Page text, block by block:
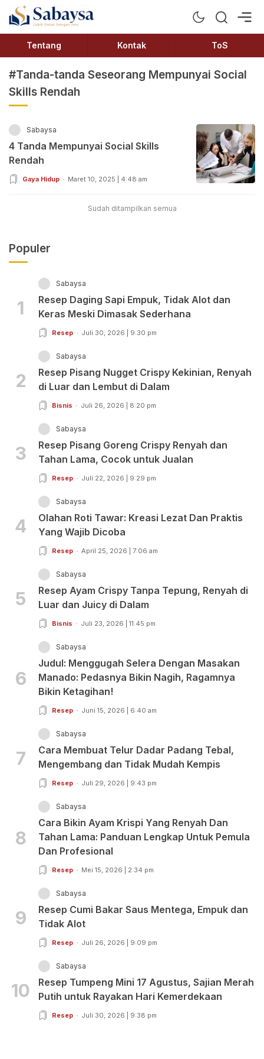
Sabaysa
Lebih Dekat Dengan Ilmu
Tentang Kontak ToS
#Tanda-tanda Seseorang Mempunyai Social
Skills Rendah
Sabaysa
4 Tanda Mempunyai Social Skills
Rendah
Gaya Hidup Maret 10, 2025 | 4:48 am
Sudah ditampilkan semua
Populer
1
Sabaysa
Resep Daging Sapi Empuk, Tidak Alot dan
Keras Meski Dimasak Sederhana
Resep Juli 30, 2026 | 9:30 pm
2
Sabaysa
Resep Pisang Nugget Crispy Kekinian, Renyah
di Luar dan Lembut di Dalam
Bisnis Juli 26, 2026 | 8:20 pm
3
Sabaysa
Resep Pisang Goreng Crispy Renyah dan
Tahan Lama, Cocok untuk Jualan
Resep Juli 22, 2026 | 9:29 pm
4
Sabaysa
Olahan Roti Tawar: Kreasi Lezat Dan Praktis
Yang Wajib Dicoba
Resep April 25, 2026 | 7:06 am
5
Sabaysa
Resep Ayam Crispy Tanpa Tepung, Renyah di
Luar dan Juicy di Dalam
Bisnis Juli 23, 2026 | 11:45 pm
6
Sabaysa
Judul: Menggugah Selera Dengan Masakan
Manado: Pedasnya Bikin Nagih, Ragamnya
Bikin Ketagihan!
Resep Juni 15, 2026 | 6:40 am
7
Sabaysa
Cara Membuat Telur Dadar Padang Tebal,
Mengembang dan Tidak Mudah Kempis
Resep Juli 29, 2026 | 9:43 pm
8
Sabaysa
Cara Bikin Ayam Krispi Yang Renyah Dan
Tahan Lama: Panduan Lengkap Untuk Pemula
Dan Profesional
Resep Mei 15, 2026 | 2:34 pm
9
Sabaysa
Resep Cumi Bakar Saus Mentega, Empuk dan
Tidak Alot
Resep Juli 26, 2026 | 9:09 pm
10
Sabaysa
Resep Tumpeng Mini 17 Agustus, Sajian Merah
Putih untuk Rayakan Hari Kemerdekaan
Resep Juli 30, 2026 | 9:38 pm